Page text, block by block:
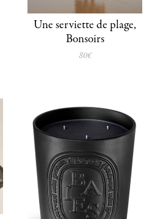
Une serviette de plage,
Bonsoirs
80€